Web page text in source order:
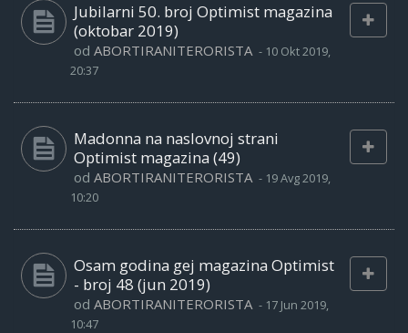
Jubilarni 50. broj Optimist magazina
(oktobar 2019)
od ABORTIRANITERORISTA - 10 Okt 2019,
20:37
Madonna na naslovnoj strani
Optimist magazina (49)
od ABORTIRANITERORISTA - 19 Avg 2019,
10:20
Osam godina gej magazina Optimist
- broj 48 (jun 2019)
od ABORTIRANITERORISTA - 17 Jun 2019,
10:47